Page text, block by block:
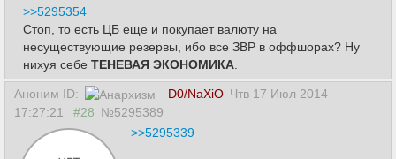
>>5295354
Стоп, то есть ЦБ еще и покупает валюту на
несуществующие резервы, ибо все ЗВР в оффшорах? Ну
нихуя себе ТЕНЕВАЯ ЭКОНОМИКА
Аноним ID: D0/NaXiO Чтв 17 Июл 2014
17:27:21
#28 №5295389
>>5295339